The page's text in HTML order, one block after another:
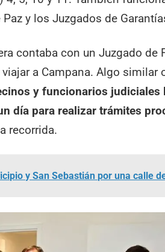
y los Juzgados de
contaba con un Juzgado de
a Campana. Algo similar
y funcionarios judiciales
día para realizar trámites
recorrida.
y San Sebastián por una calle